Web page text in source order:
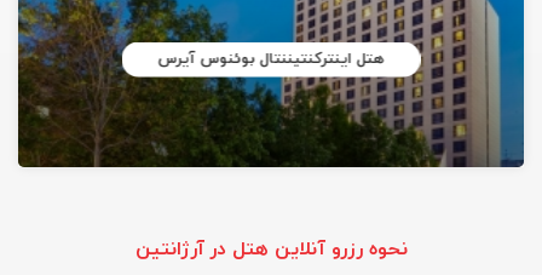
هتل اینترکنتیننتال بوئنوس آیرس
نحوه رزرو آنلاین هتل در آرژانتین